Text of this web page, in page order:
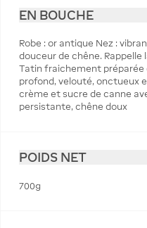
EN BOUCHE
Robe : or antique Nez :
douceur de chêne.
Tatin fraichement préparée
profond, velouté, onctueux
crème et sucre de canne
persistante, chêne doux
POIDS NET
700g